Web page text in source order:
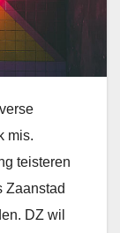
mis.
teisteren
Zaanstad
DZ wil